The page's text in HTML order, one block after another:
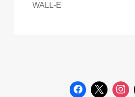
WALL-E